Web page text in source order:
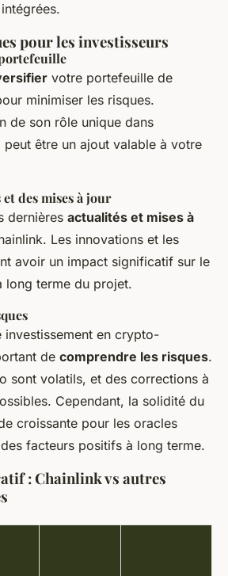
pour les investisseurs
votre portefeuille de
minimiser les risques.
de son rôle unique dans
peut être un ajout valable à votre
des mises à jour
dernières actualités et mises à
Les innovations et les
avoir un impact significatif sur le
long terme du projet.
investissement en crypto-
de comprendre les risques.
sont volatils, et des corrections à
Cependant, la solidité du
croissante pour les oracles
facteurs positifs à long terme.
: Chainlink vs autres